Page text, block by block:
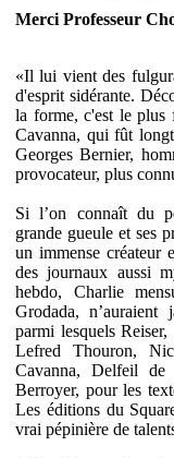
Merci Professeur
«Il lui vient des
d'esprit sidérante.
la forme, c'est le plus
Cavanna, qui fût
Georges Bernier,
provocateur, plus
Si l’on connaît du
grande gueule et ses
un immense créateur
des journaux aussi
hebdo, Charlie
Grodada, n’auraient
parmi lesquels
Lefred Thouron,
Cavanna, Delfeil de
Berroyer, pour les
Les éditions du
vrai pépinière de